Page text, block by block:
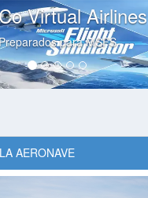
Virtual Airlines
para MSFS
AERONAVE